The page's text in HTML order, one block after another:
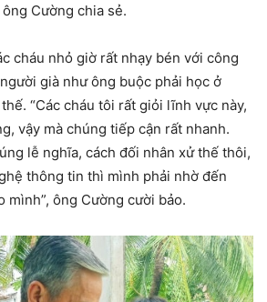
Cường chia sẻ.
cháu nhỏ giờ rất nhạy bén với công
già như ông buộc phải học ở
“Các cháu tôi rất giỏi lĩnh vực này,
vậy mà chúng tiếp cận rất nhanh.
lễ nghĩa, cách đối nhân xử thế thôi,
thông tin thì mình phải nhờ đến
mình”, ông Cường cười bảo.